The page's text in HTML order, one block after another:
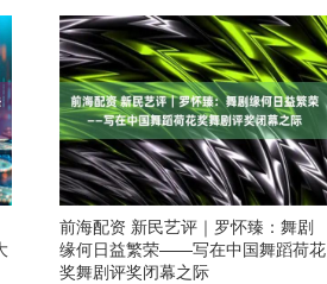
前海配资 新民艺评｜罗怀臻：舞剧
缘何日益繁荣——写在中国舞蹈荷花
奖舞剧评奖闭幕之际